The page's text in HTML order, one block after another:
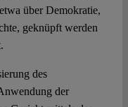
über Demokratie,
geknüpft werden
des
der